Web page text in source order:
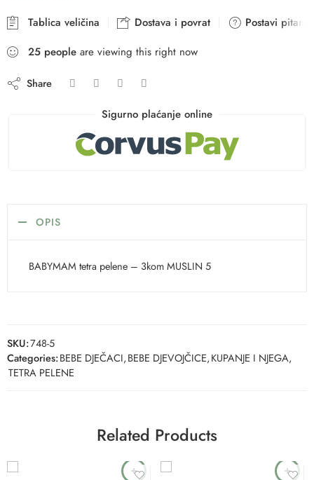
Tablica veličina Dostava i povrat
Postavi pitanje
25 people are viewing this right now
Share
Sigurno plaćanje online
OPIS
BABYMAM tetra pelene – 3kom MUSLIN 5
SKU:748-5
Categories:BEBE DJEČACI,BEBE DJEVOJČICE,KUPANJE I NJEGA,
TETRA PELENE
Related Products
-50%